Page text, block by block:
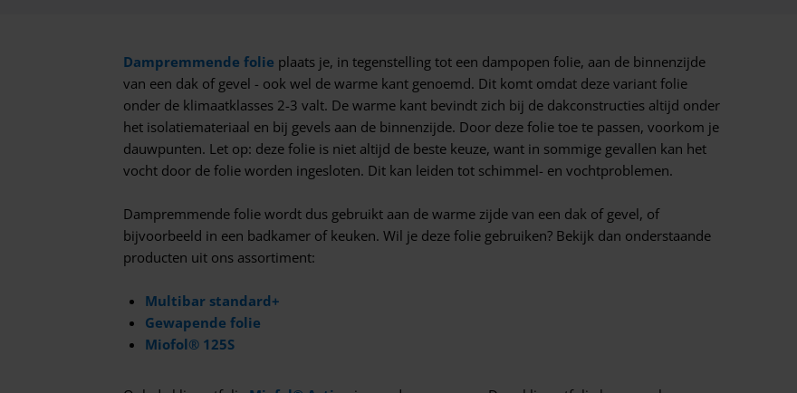
Dampremmende folie plaats je, in tegenstelling tot een dampopen folie, aan de binnenzijde
van een dak of gevel - ook wel de warme kant genoemd. Dit komt omdat deze variant folie
onder de klimaatklasses 2-3 valt. De warme kant bevindt zich bij de dakconstructies altijd onder
het isolatiemateriaal en bij gevels aan de binnenzijde. Door deze folie toe te passen, voorkom je
dauwpunten. Let op: deze folie is niet altijd de beste keuze, want in sommige gevallen kan het
vocht door de folie worden ingesloten. Dit kan leiden tot schimmel- en vochtproblemen.
Dampremmende folie wordt dus gebruikt aan de warme zijde van een dak of gevel, of
bijvoorbeeld in een badkamer of keuken. Wil je deze folie gebruiken? Bekijk dan onderstaande
producten uit ons assortiment:
Multibar standard+
Gewapende folie
Miofol® 125S